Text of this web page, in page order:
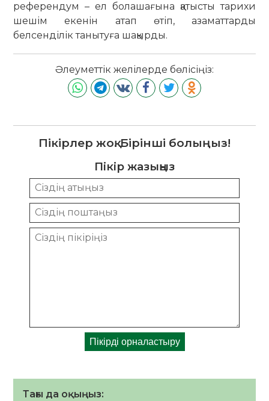
референдум – ел болашағына қатысты тарихи
шешім екенін атап өтіп, азаматтарды
белсенділік танытуға шақырды.
Әлеуметтік желілерде бөлісіңіз:
Пікірлер жоқ. Бірінші болыңыз!
Пікір жазыңыз
Тағы да оқыңыз: